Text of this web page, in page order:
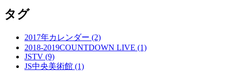
タグ
2017年カレンダー (2)
2018-2019COUNTDOWN LIVE (1)
JSTV (9)
JS中央美術館 (1)